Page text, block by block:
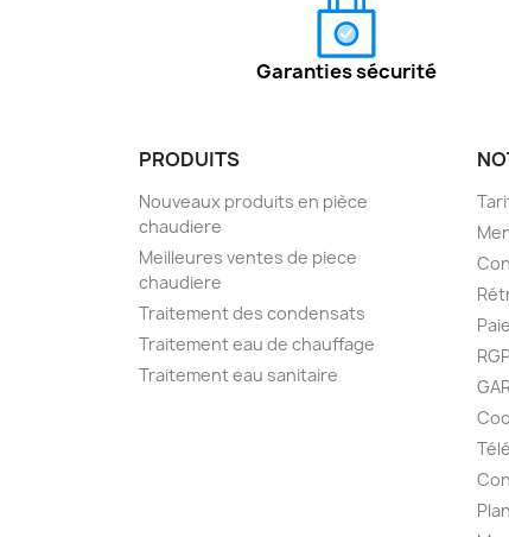
Garanties sécurité
PRODUITS
Nouveaux produits en pièce
chaudiere
Meilleures ventes de piece
chaudiere
Traitement des condensats
Traitement eau de chauffage
Traitement eau sanitaire